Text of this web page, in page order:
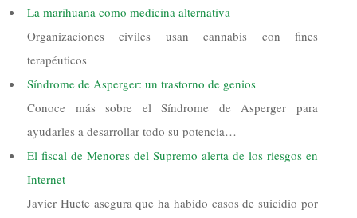
La marihuana como medicina alternativa
Organizaciones civiles usan cannabis con fines
terapéuticos
Síndrome de Asperger: un trastorno de genios
Conoce más sobre el Síndrome de Asperger para
ayudarles a desarrollar todo su potencia…
El fiscal de Menores del Supremo alerta de los riesgos en
Internet
Javier Huete asegura que ha habido casos de suicidio por